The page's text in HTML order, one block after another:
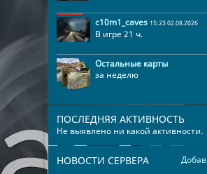
c10m1_caves 15:23 02.08.2026
В игре 21 ч.
Остальные карты
за неделю
ПОСЛЕДНЯЯ АКТИВНОСТЬ
Не выявлено ни какой активности.
НОВОСТИ СЕРВЕРА